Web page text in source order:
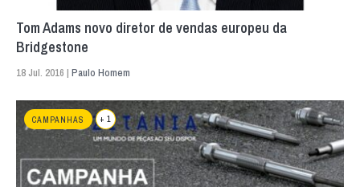
Tom Adams novo diretor de vendas europeu da
Bridgestone
18 Jul. 2016 | Paulo Homem
CAMPANHAS + 1